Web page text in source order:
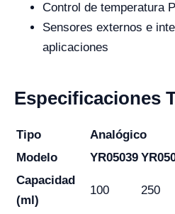
Control de temperatura
Sensores externos e
aplicaciones
Especificaciones
Tipo
Analógico
Modelo
YR05039
Capacidad
(ml)
100 250